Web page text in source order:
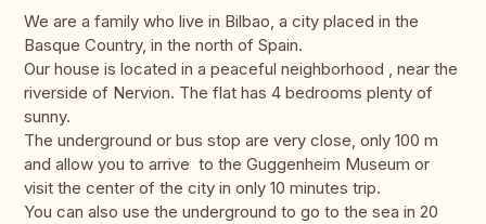
We are a family who live in Bilbao, a city placed in the
Basque Country, in the north of Spain.
Our house is located in a peaceful neighborhood , near the
riverside of Nervion. The flat has 4 bedrooms plenty of
sunny.
The underground or bus stop are very close, only 100 m
and allow you to arrive to the Guggenheim Museum or
visit the center of the city in only 10 minutes trip.
You can also use the underground to go to the sea in 20